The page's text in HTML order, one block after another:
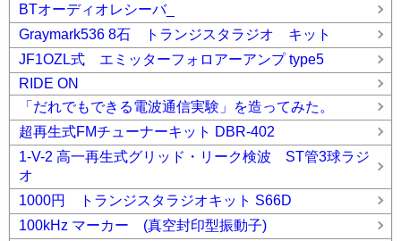
BTオーディオレシーバ_
Graymark536 8石 トランジスタラジオ キット
JF1OZL式 エミッターフォロアーアンプ type5
RIDE ON
「だれでもできる電波通信実験」を造ってみた。
超再生式FMチューナーキット DBR-402
1-V-2 高一再生式グリッド・リーク検波 ST管3球ラジ
オ
1000円 トランジスタラジオキット S66D
100kHz マーカー (真空封印型振動子)